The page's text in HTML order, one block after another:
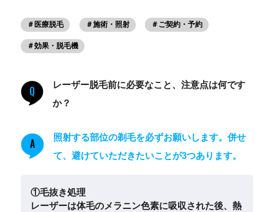
＃医療脱毛 ＃施術・照射 ＃ご契約・予約
＃効果・脱毛機
Q
レーザー脱毛前に必要なこと、注意点は何です
か？
A
照射する部位の剃毛を必ずお願いします。併せ
て、避けていただきたいことが3つあります。
①毛抜き処理
レーザーは体毛のメラニン色素に吸収された後、熱